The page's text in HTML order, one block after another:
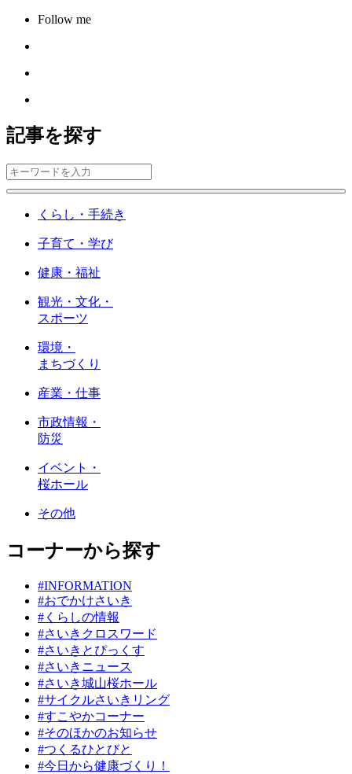
Follow me
記事を探す
くらし・手続き
子育て・学び
健康・福祉
観光・文化・
スポーツ
環境・
まちづくり
産業・仕事
市政情報・
防災
イベント・
桜ホール
その他
コーナーから探す
#INFORMATION
#おでかけさいき
#くらしの情報
#さいきクロスワード
#さいきとぴっくす
#さいきニュース
#さいき城山桜ホール
#サイクルさいきリング
#すこやかコーナー
#そのほかのお知らせ
#つくるひとびと
#今日から健康づくり！